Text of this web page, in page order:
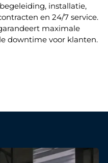
installatie,
en 24/7 service.
maximale
downtime voor klanten.